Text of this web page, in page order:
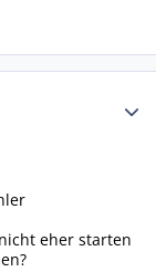
eher starten